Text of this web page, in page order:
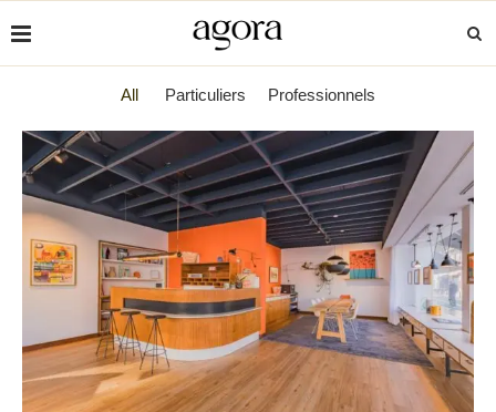
PROJETS
All Particuliers Professionnels